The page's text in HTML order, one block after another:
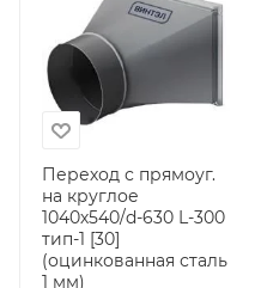
Переход с прямоуг.
на круглое
1040х540/d-630 L-300
тип-1 [30]
(оцинкованная сталь
1 мм)